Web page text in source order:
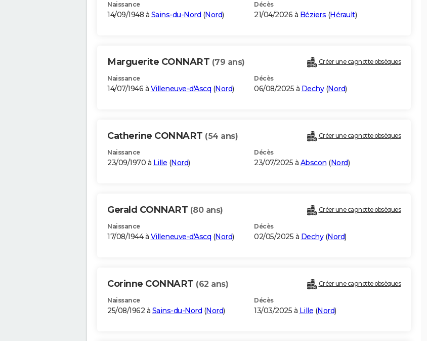
Naissance
14/09/1948 à Sains-du-Nord (Nord)
Décès
21/04/2026 à Béziers (Hérault)
Marguerite CONNART (79 ans) Créer une cagnotte obsèques
Naissance
14/07/1946 à Villeneuve-d'Ascq (Nord)
Décès
06/08/2025 à Dechy(Nord)
Catherine CONNART (54 ans) Créer une cagnotte obsèques
Naissance
23/09/1970 à Lille (Nord)
Décès
23/07/2025 à Abscon (Nord)
Gerald CONNART (80 ans) Créer une cagnotte obsèques
Naissance
17/08/1944 à Villeneuve-d'Ascq (Nord)
Décès
02/05/2025 à Dechy(Nord)
Corinne CONNART (62 ans) Créer une cagnotte obsèques
Naissance
25/08/1962 à Sains-du-Nord (Nord)
Décès
13/03/2025 à Lille (Nord)